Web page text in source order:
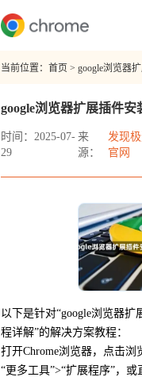
当前位置： 首页 > google浏览器扩
时间：2025-07-
29
来
源：
发现
官网
以下是针对“google浏览器
程详解”的解决方案教程：
打开Chrome浏览器，点击
“更多工具”>“扩展程序”，